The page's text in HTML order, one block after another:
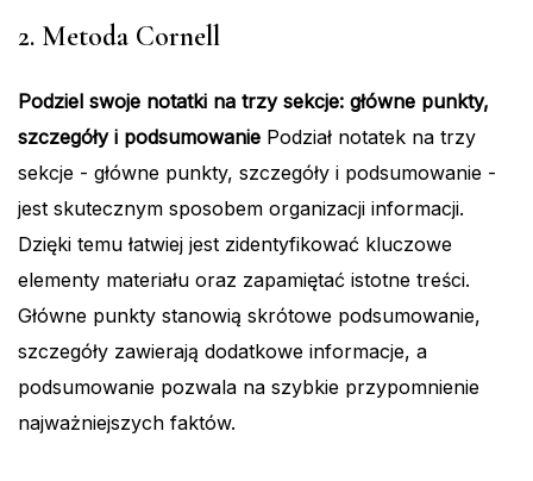
2. Metoda Cornell
Podziel swoje notatki na trzy sekcje: główne punkty,
szczegóły i podsumowanie Podział notatek na trzy
sekcje - główne punkty, szczegóły i podsumowanie -
jest skutecznym sposobem organizacji informacji.
Dzięki temu łatwiej jest zidentyfikować kluczowe
elementy materiału oraz zapamiętać istotne treści.
Główne punkty stanowią skrótowe podsumowanie,
szczegóły zawierają dodatkowe informacje, a
podsumowanie pozwala na szybkie przypomnienie
najważniejszych faktów.